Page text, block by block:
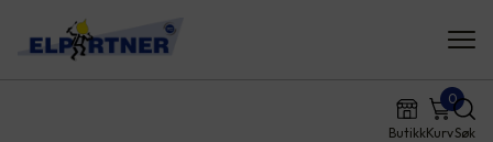
ButikkKurv
0
Søk